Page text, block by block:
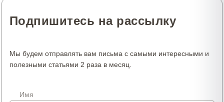
Подпишитесь на рассылку
Мы будем отправлять вам письма с самыми интересными и
полезными статьями 2 раза в месяц.
Имя